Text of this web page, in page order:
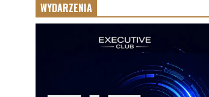
WYDARZENIA